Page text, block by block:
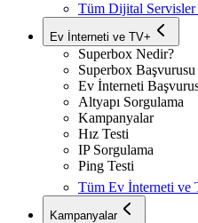
Tüm Dijital
Ev İnterneti ve TV+
Superbox Nedir?
Superbox Başvurusu
Ev İnterneti
Altyapı Sorgulama
Kampanyalar
Hız Testi
IP Sorgulama
Ping Testi
Tüm Ev İnterneti ve
Kampanyalar